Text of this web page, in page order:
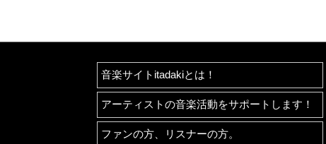
音楽サイトitadakiとは！
アーティストの音楽活動をサポートします！
ファンの方、リスナーの方。